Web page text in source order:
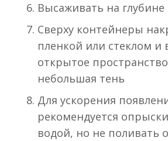
Высаживать на глубине
Сверху контейнеры
пленкой или стеклом и
открытое
небольшая тень
Для ускорения
рекомендуется
водой, но не поливать